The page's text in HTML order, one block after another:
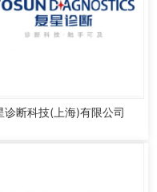
诊断科技(上海)有限公司